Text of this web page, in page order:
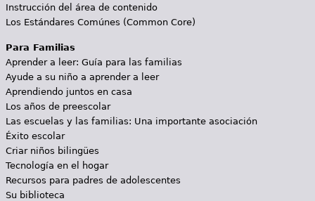
Instrucción del área de contenido
Los Estándares Comúnes (Common Core)
Para Familias
Aprender a leer: Guía para las familias
Ayude a su niño a aprender a leer
Aprendiendo juntos en casa
Los años de preescolar
Las escuelas y las familias: Una importante asociación
Éxito escolar
Criar niños bilingües
Tecnología en el hogar
Recursos para padres de adolescentes
Su biblioteca